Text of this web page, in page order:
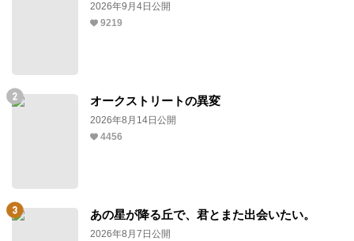
2026年9月4日公開
9219
オークストリートの異変
2026年8月14日公開
4456
あの星が降る丘で、君とまた出会いたい。
2026年8月7日公開